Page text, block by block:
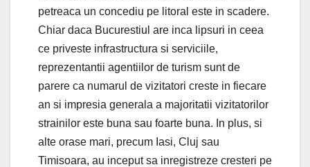
petreaca un concediu pe litoral este in scadere.
Chiar daca Bucurestiul are inca lipsuri in ceea
ce priveste infrastructura si serviciile,
reprezentantii agentiilor de turism sunt de
parere ca numarul de vizitatori creste in fiecare
an si impresia generala a majoritatii vizitatorilor
strainilor este buna sau foarte buna. In plus, si
alte orase mari, precum Iasi, Cluj sau
Timisoara, au inceput sa inregistreze cresteri pe